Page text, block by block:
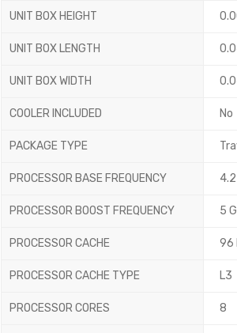
UNIT BOX HEIGHT
UNIT BOX LENGTH
UNIT BOX WIDTH
COOLER INCLUDED No
PACKAGE TYPE
PROCESSOR BASE FREQUENCY
PROCESSOR BOOST FREQUENCY 5
PROCESSOR CACHE 96
PROCESSOR CACHE TYPE L3
PROCESSOR CORES 8